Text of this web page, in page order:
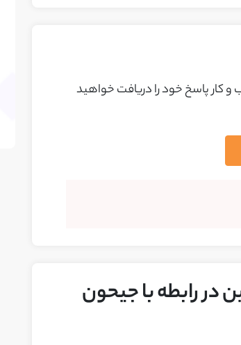
کار پاسخ خود را دريافت خواهيد
در رابطه با جیحون